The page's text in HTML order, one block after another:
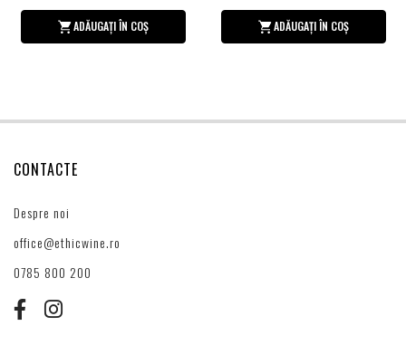
ADĂUGAȚI ÎN COȘ ADĂUGAȚI ÎN COȘ
CONTACTE
Despre noi
office@ethicwine.ro
0785 800 200